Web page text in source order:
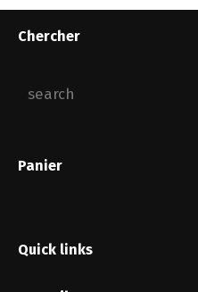
Chercher
Panier
Quick links